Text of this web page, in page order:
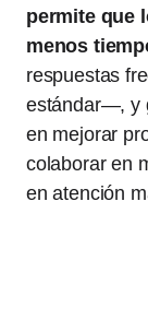
permite que
menos
respuestas
estándar—, y
en mejorar
colaborar en
en atención